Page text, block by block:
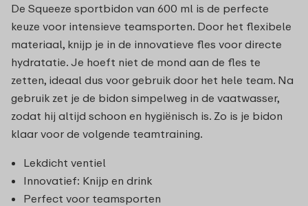
De Squeeze sportbidon van 600 ml is de perfecte
keuze voor intensieve teamsporten. Door het flexibele
materiaal, knijp je in de innovatieve fles voor directe
hydratatie. Je hoeft niet de mond aan de fles te
zetten, ideaal dus voor gebruik door het hele team. Na
gebruik zet je de bidon simpelweg in de vaatwasser,
zodat hij altijd schoon en hygiënisch is. Zo is je bidon
klaar voor de volgende teamtraining.
Lekdicht ventiel
Innovatief: Knijp en drink
Perfect voor teamsporten